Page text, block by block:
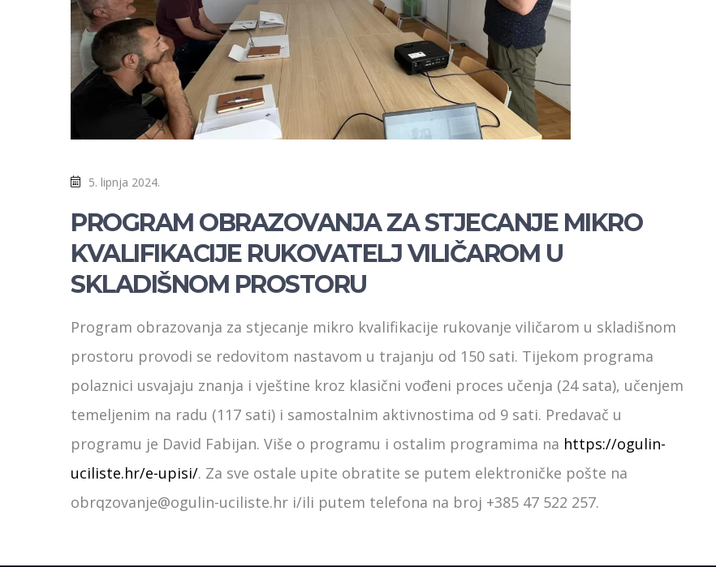
5. lipnja 2024.
PROGRAM OBRAZOVANJA ZA STJECANJE MIKRO
KVALIFIKACIJE RUKOVATELJ VILIČAROM U
SKLADIŠNOM PROSTORU
Program obrazovanja za stjecanje mikro kvalifikacije rukovanje viličarom u skladišnom
prostoru provodi se redovitom nastavom u trajanju od 150 sati. Tijekom programa
polaznici usvajaju znanja i vještine kroz klasični vođeni proces učenja (24 sata), učenjem
temeljenim na radu (117 sati) i samostalnim aktivnostima od 9 sati. Predavač u
programu je David Fabijan. Više o programu i ostalim programima na https://ogulin-
uciliste.hr/e-upisi/. Za sve ostale upite obratite se putem elektroničke pošte na
obrqzovanje@ogulin-uciliste.hr i/ili putem telefona na broj +385 47 522 257.